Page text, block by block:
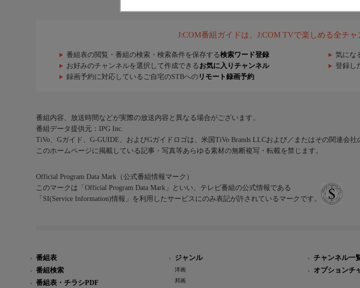
J:COM番組ガイドは、J:COM TVで楽しめる全チ
番組表の閲覧・番組の検索・検索条件を保存する検索ワード登録 気にな
お好みのチャンネルを選択して作成できる お気に入りチャンネル 登録し
録画予約に対応しているご自宅のSTBへの リモート録画予約
番組内容、放送時間などが実際の放送内容と異なる場合がございます。
番組データ提供元：IPG Inc.
TiVo、Gガイド、G-GUIDE、およびGガイドロゴは、米国TiVo Brands LLCおよび／またはその関連会
このホームページに掲載している記事・写真等あらゆる素材の無断複写・転載を禁じます。
Official Program Data Mark（公式番組情報マーク）
このマークは「Official Program Data Mark」といい、テレビ番組の公式情報である
「SI(Service Information)情報」を利用したサービスにのみ表記が許されているマークです。
番組表
番組検索
番組表・チラシPDF
ジャンル
洋画
邦画
チャンネル一
オプションチ